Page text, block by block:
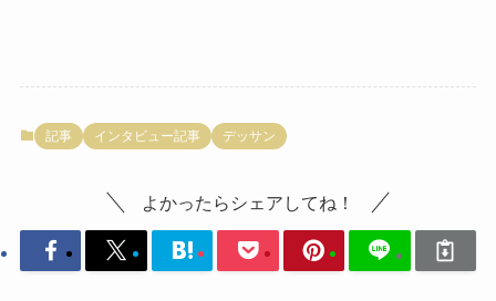
記事 インタビュー記事 デッサン
よかったらシェアしてね！